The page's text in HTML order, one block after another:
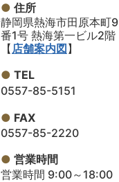
住所
静岡県熱海市田原本町9
番1号 熱海第一ビル2階
【店舗案内図 】
TEL
0557-85-5151
FAX
0557-85-2220
営業時間
営業時間 9:00～18:00